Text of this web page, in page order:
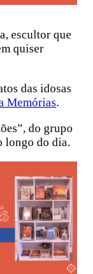
escultor que
quiser
das idosas
Memórias.
do grupo
longo do dia.